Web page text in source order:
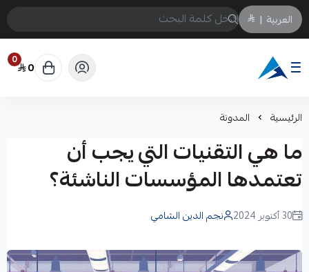
العربية |
Arabtechksa
0 0
الرئيسية المدونة
ما هي التقنيات التي يجب أن
تعتمدها المؤسسات الناشئة؟
30 أكتوبر 2024 نجم الدين الشامي